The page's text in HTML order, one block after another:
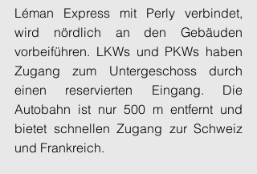
Léman Express mit Perly verbindet,
wird nördlich an den Gebäuden
vorbeiführen. LKWs und PKWs haben
Zugang zum Untergeschoss durch
einen reservierten Eingang. Die
Autobahn ist nur 500 m entfernt und
bietet schnellen Zugang zur Schweiz
und Frankreich.